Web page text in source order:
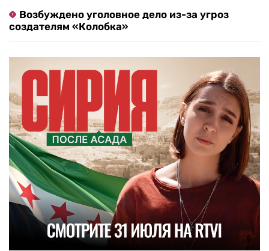
Возбуждено уголовное дело из-за угроз
создателям «Колобка»